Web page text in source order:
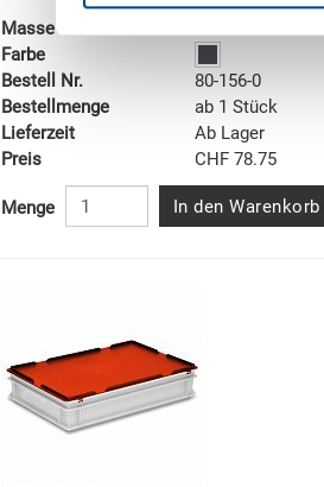
Masse
Farbe
Bestell Nr.
80-156-0
Bestellmenge
ab 1 Stück
Lieferzeit
Ab Lager
Preis
CHF 78.75
Menge In den Warenkorb